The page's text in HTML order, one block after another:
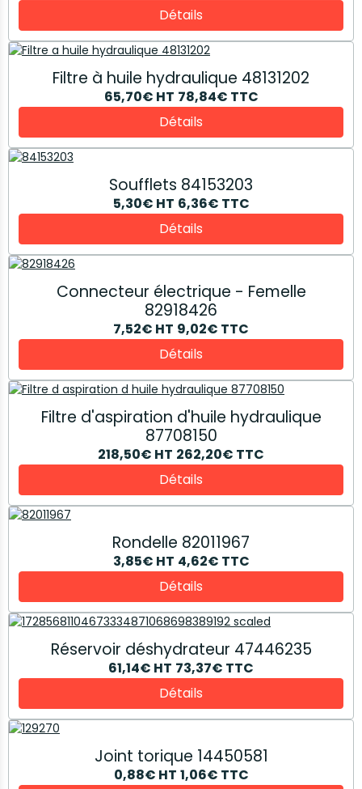
Détails
Filtre à huile hydraulique 48131202
65,70€ HT 78,84€ TTC
Détails
Soufflets 84153203
5,30€ HT 6,36€ TTC
Détails
Connecteur électrique - Femelle
82918426
7,52€ HT 9,02€ TTC
Détails
Filtre d'aspiration d'huile hydraulique
87708150
218,50€ HT 262,20€ TTC
Détails
Rondelle 82011967
3,85€ HT 4,62€ TTC
Détails
Réservoir déshydrateur 47446235
61,14€ HT 73,37€ TTC
Détails
Joint torique 14450581
0,88€ HT 1,06€ TTC